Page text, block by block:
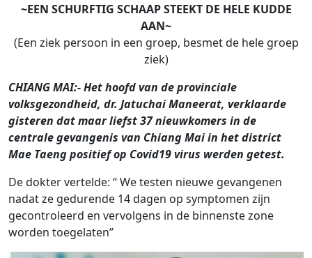
~EEN SCHURFTIG SCHAAP STEEKT DE HELE KUDDE
AAN~
(Een ziek persoon in een groep, besmet de hele groep
ziek)
CHIANG MAI:- Het hoofd van de provinciale
volksgezondheid, dr. Jatuchai Maneerat, verklaarde
gisteren dat maar liefst 37 nieuwkomers in de
centrale gevangenis van Chiang Mai in het district
Mae Taeng positief op Covid19 virus werden getest.
De dokter vertelde: “ We testen nieuwe gevangenen
nadat ze gedurende 14 dagen op symptomen zijn
gecontroleerd en vervolgens in de binnenste zone
worden toegelaten”